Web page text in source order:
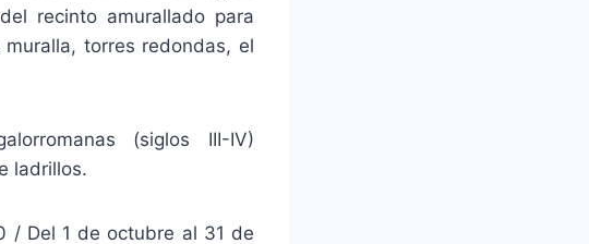
recinto amurallado para
torres redondas, el
(siglos III-IV)
ladrillos.
/ Del 1 de octubre al 31 de